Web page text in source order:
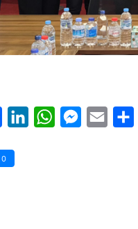
FacebookLinkedInWhatsAppMessenger
Email
0